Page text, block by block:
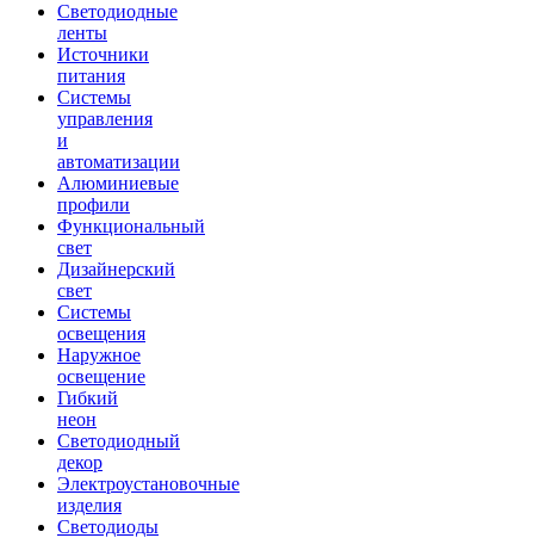
Светодиодные
ленты
Источники
питания
Системы
управления
и
автоматизации
Алюминиевые
профили
Функциональный
свет
Дизайнерский
свет
Системы
освещения
Наружное
освещение
Гибкий
неон
Светодиодный
декор
Электроустановочные
изделия
Светодиоды